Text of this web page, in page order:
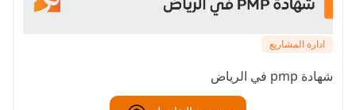
ادارة المشاريع
شهادة pmp في الرياض